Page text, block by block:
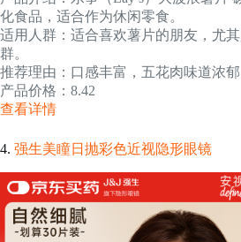
化食品，适合作为休闲零食。
适用人群：适合喜欢薯片的朋友，尤
群。
推荐理由：口感丰富，五花肉味道浓
产品价格：8.42
查看详情
4. 强生美瞳日抛彩色近视隐形眼镜